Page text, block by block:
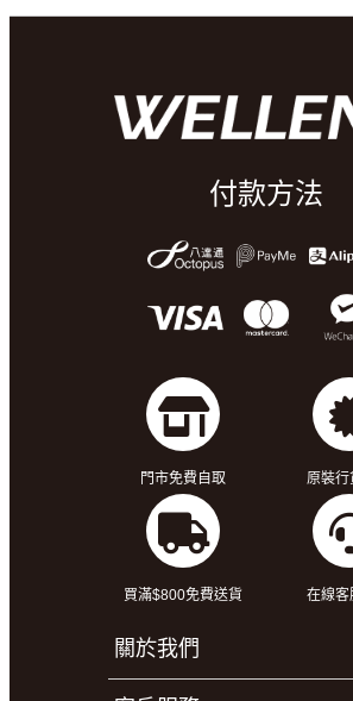
付款方法
門市免費自取 原裝
買滿$800免費送貨 在線客
關於我們